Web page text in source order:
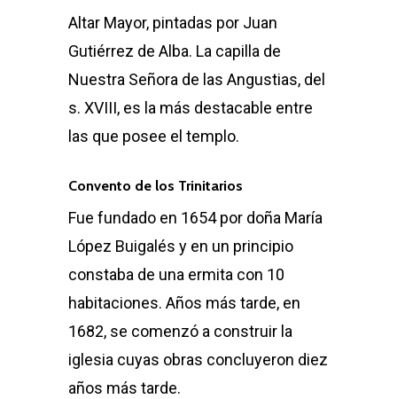
Altar Mayor, pintadas por Juan
Gutiérrez de Alba. La capilla de
Nuestra Señora de las Angustias, del
s. XVIII, es la más destacable entre
las que posee el templo.
Convento de los Trinitarios
Fue fundado en 1654 por doña María
López Buigalés y en un principio
constaba de una ermita con 10
habitaciones. Años más tarde, en
1682, se comenzó a construir la
iglesia cuyas obras concluyeron diez
años más tarde.